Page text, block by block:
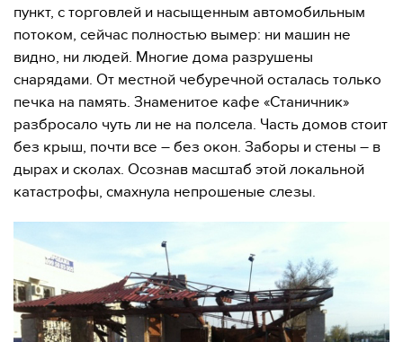
пункт, с торговлей и насыщенным автомобильным
потоком, сейчас полностью вымер: ни машин не
видно, ни людей. Многие дома разрушены
снарядами. От местной чебуречной осталась только
печка на память. Знаменитое кафе «Станичник»
разбросало чуть ли не на полсела. Часть домов стоит
без крыш, почти все – без окон. Заборы и стены – в
дырах и сколах. Осознав масштаб этой локальной
катастрофы, смахнула непрошеные слезы.